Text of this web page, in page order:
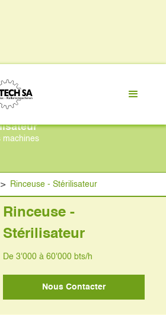
machines
> Rinceuse - Stérilisateur
Rinceuse -
Stérilisateur
De 3'000 à 60'000 bts/h
Nous Contacter